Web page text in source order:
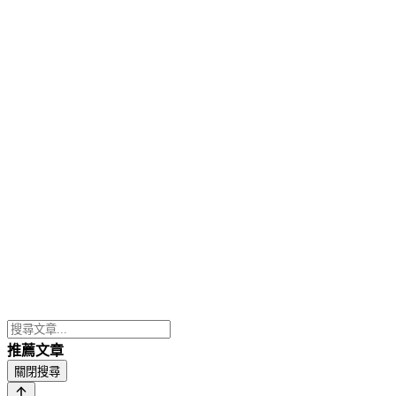
推薦文章
關閉搜尋